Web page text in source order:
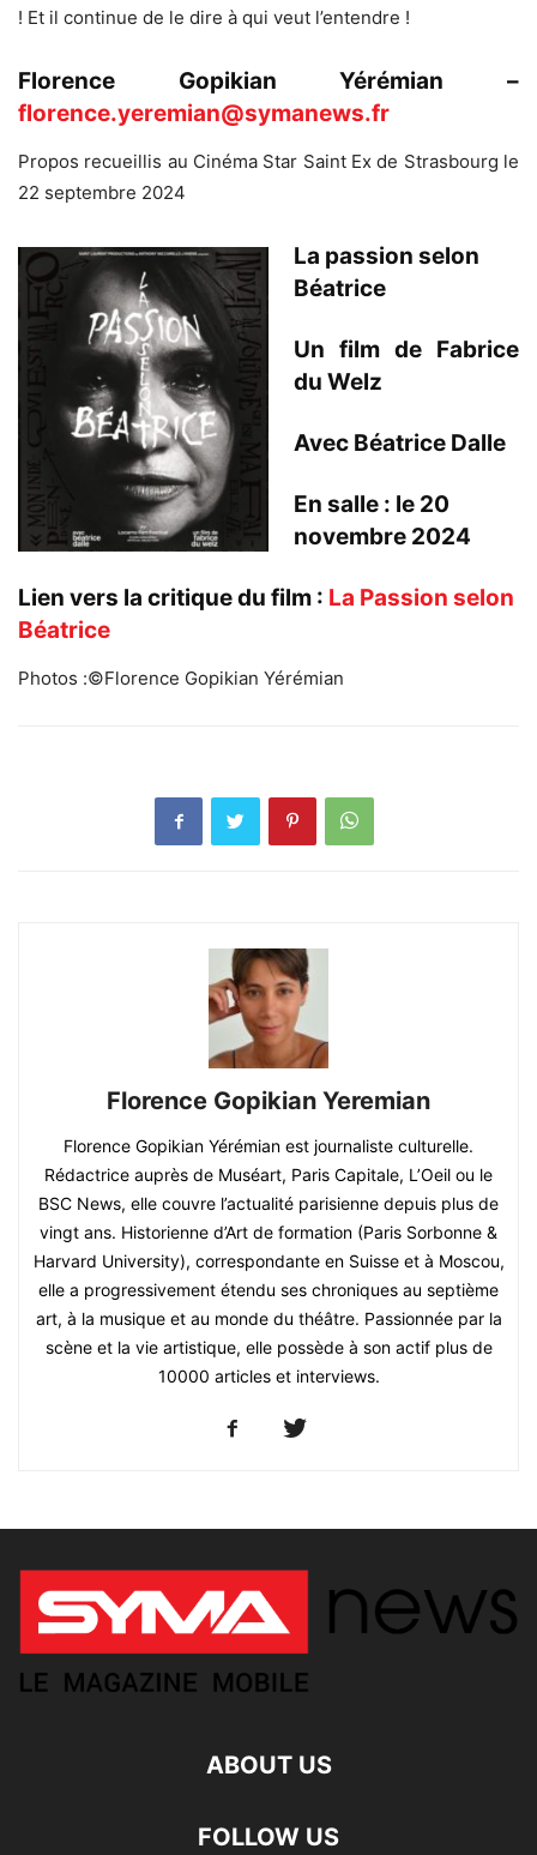
! Et il continue de le dire à qui veut l’entendre !
Florence Gopikian Yérémian –
florence.yeremian@symanews.fr
Propos recueillis au Cinéma Star Saint Ex de Strasbourg le
22 septembre 2024
La passion selon
Béatrice
Un film de Fabrice
du Welz
Avec Béatrice Dalle
En salle : le 20
novembre 2024
Lien vers la critique du film : La Passion selon
Béatrice
Photos :©Florence Gopikian Yérémian
Florence Gopikian Yeremian
Florence Gopikian Yérémian est journaliste culturelle.
Rédactrice auprès de Muséart, Paris Capitale, L’Oeil ou le
BSC News, elle couvre l’actualité parisienne depuis plus de
vingt ans. Historienne d’Art de formation (Paris Sorbonne &
Harvard University), correspondante en Suisse et à Moscou,
elle a progressivement étendu ses chroniques au septième
art, à la musique et au monde du théâtre. Passionnée par la
scène et la vie artistique, elle possède à son actif plus de
10000 articles et interviews.
ABOUT US
FOLLOW US